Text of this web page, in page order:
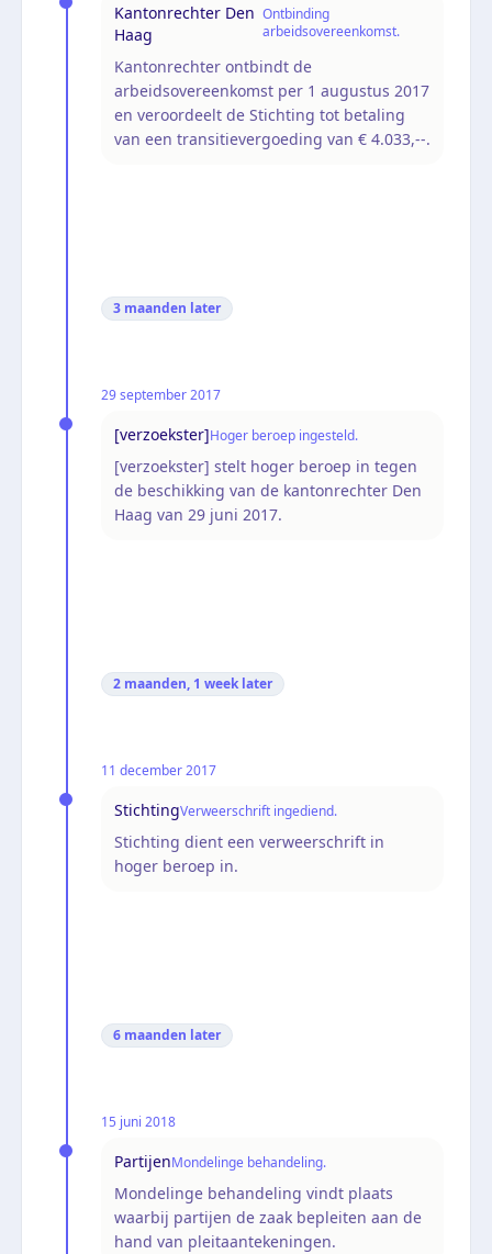
Kantonrechter Den
Haag
Ontbinding
arbeidsovereenkomst.
Kantonrechter ontbindt de
arbeidsovereenkomst per 1 augustus 2017
en veroordeelt de Stichting tot betaling
van een transitievergoeding van € 4.033,--.
3 maanden later
29 september 2017
[verzoekster]Hoger beroep ingesteld.
[verzoekster] stelt hoger beroep in tegen
de beschikking van de kantonrechter Den
Haag van 29 juni 2017.
2 maanden, 1 week later
11 december 2017
StichtingVerweerschrift ingediend.
Stichting dient een verweerschrift in
hoger beroep in.
6 maanden later
15 juni 2018
PartijenMondelinge behandeling.
Mondelinge behandeling vindt plaats
waarbij partijen de zaak bepleiten aan de
hand van pleitaantekeningen.